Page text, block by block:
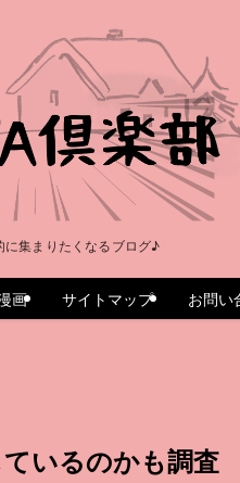
に集まりたくなるブログ♪
画 サイトマップ お問い
いるのかも調査